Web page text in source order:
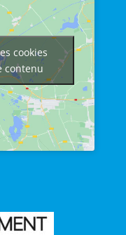
cookies
contenu